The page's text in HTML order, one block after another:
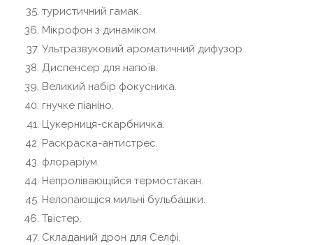
туристичний гамак.
Мікрофон з динаміком.
Ультразвуковий ароматичний дифузор.
Диспенсер для напоїв.
Великий набір фокусника.
гнучке піаніно.
Цукерниця-скарбничка.
Раскраска-антистрес.
флораріум.
Непролівающійся термостакан.
Нелопающіся мильні бульбашки.
Твістер.
Складаний дрон для Селфі.